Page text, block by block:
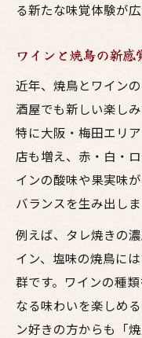
る新たな味覚体験が広
ワインと焼鳥の新感
近年、焼鳥とワイン
酒屋でも新しい楽し
特に大阪・梅田エリ
店も増え、赤・白・
インの酸味や果実味
バランスを生み出しま
例えば、タレ焼きの
イン、塩味の焼鳥に
群です。ワインの種
なる味わいを楽しめ
ン好きの方からも「